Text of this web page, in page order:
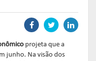
projeta que a
junho. Na visão dos